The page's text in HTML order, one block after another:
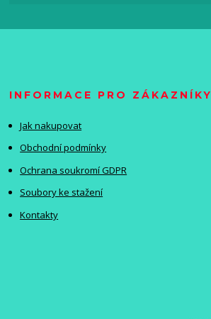
INFORMACE PRO ZÁKAZNÍKY
Jak nakupovat
Obchodní podmínky
Ochrana soukromí GDPR
Soubory ke stažení
Kontakty